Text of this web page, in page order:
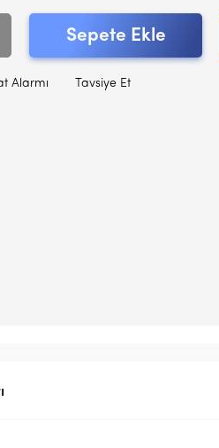
Sepete Ekle
Alarmı Tavsiye Et